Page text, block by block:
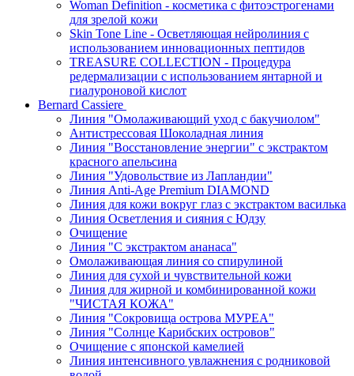
Woman Definition - косметика с фитоэстрогенами
для зрелой кожи
Skin Tone Line - Осветляющая нейролиния с
использованием инновационных пептидов
TREASURE COLLECTION - Процедура
редермализации с использованием янтарной и
гиалуроновой кислот
Bernard Cassiere
Линия "Омолаживающий уход с бакучиолом"
Антистрессовая Шоколадная линия
Линия "Восстановление энергии" с экстрактом
красного апельсина
Линия "Удовольствие из Лапландии"
Линия Anti-Age Premium DIAMOND
Линия для кожи вокруг глаз с экстрактом василька
Линия Осветления и сияния с Юдзу
Очищение
Линия "С экстрактом ананаса"
Омолаживающая линия со спирулиной
Линия для сухой и чувствительной кожи
Линия для жирной и комбинированной кожи
"ЧИСТАЯ КОЖА"
Линия "Сокровища острова МУРЕА"
Линия "Солнце Карибских островов"
Очищение с японской камелией
Линия интенсивного увлажнения с родниковой